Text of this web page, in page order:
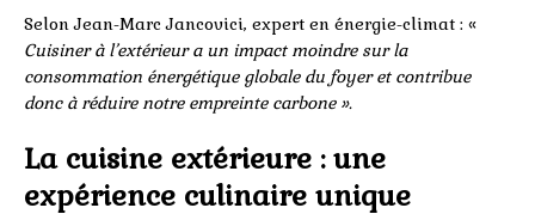
Selon Jean-Marc Jancovici, expert en énergie-climat : «
Cuisiner à l’extérieur a un impact moindre sur la
consommation énergétique globale du foyer et contribue
donc à réduire notre empreinte carbone ».
La cuisine extérieure : une
expérience culinaire unique